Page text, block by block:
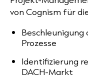
von Cognism für
Prozesse
Identifizierung
DACH-Markt